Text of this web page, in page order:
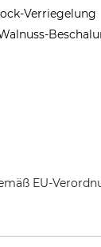
Verriegelung
EU-